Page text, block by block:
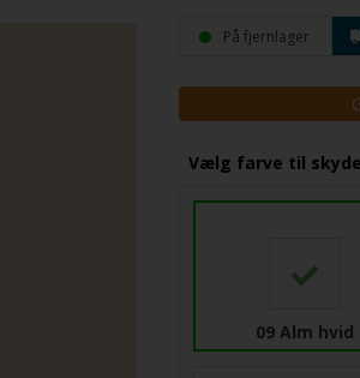
På fjernlager
Vælg farve til
09 Alm hvid